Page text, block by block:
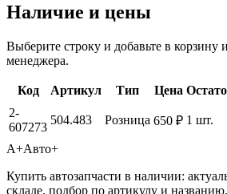
Наличие и цены
Выберите строку и добавьте в корзину
менеджера.
Код Артикул Тип Цена
2-
607273
504.483 Розница 650 ₽ 1 шт.
А+Авто+
Купить автозапчасти в наличии:
складе, подбор по артикулу и